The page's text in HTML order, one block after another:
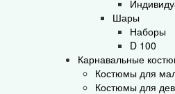
Шары
Наборы
D 100
Карнавальные
Костюмы для
Костюмы для